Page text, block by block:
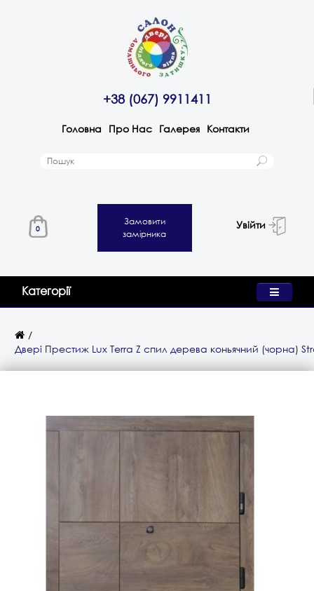
+38 (067) 9911411
Головна Про Нас Галерея Контакти
0
Замовити
замірника
Увійти
Категорії
Двері Престиж Lux Terra Z спил дерева коньячний (чорна)